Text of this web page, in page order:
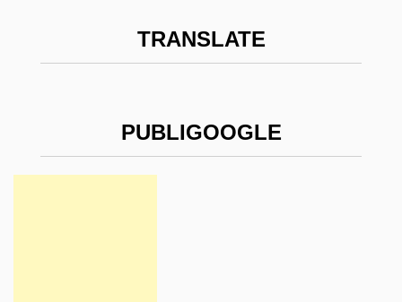
TRANSLATE
PUBLIGOOGLE